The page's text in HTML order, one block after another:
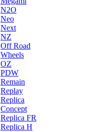
N2O
Neo
Next
NZ
Off Road
Wheels
OZ
PDW
Remain
Replay
Replica
Concept
Replica FR
Replica H